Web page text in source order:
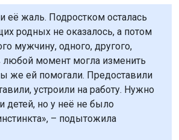
её жаль. Подростком осталась
родных не оказалось, а потом
мужчину, одного, другого,
любой момент могла изменить
же ей помогали. Предоставили
устроили на работу. Нужно
детей, но у неё не было
– подытожила